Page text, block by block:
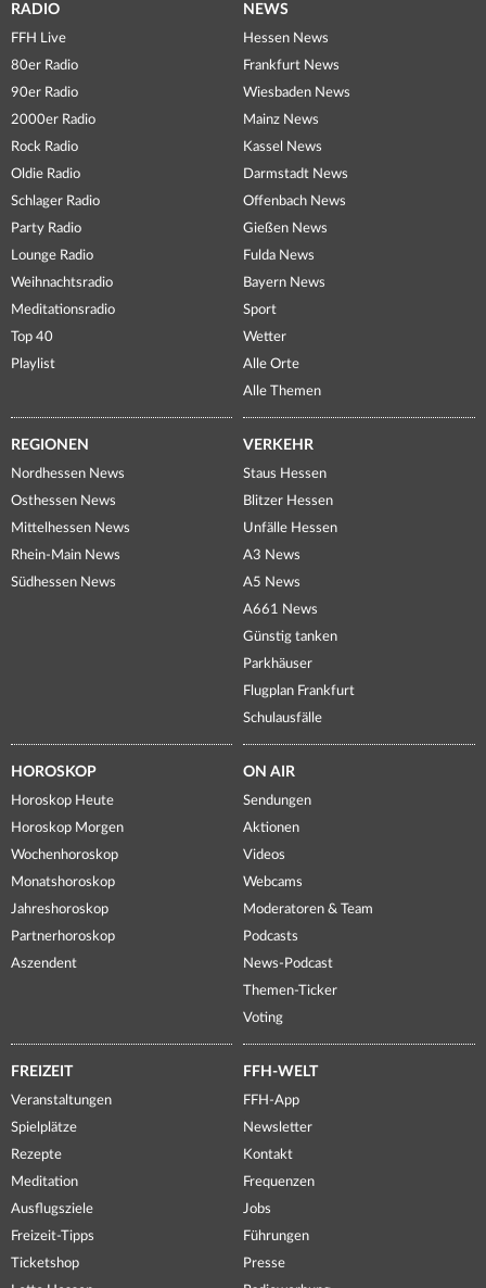
RADIO
FFH Live
80er Radio
90er Radio
2000er Radio
Rock Radio
Oldie Radio
Schlager Radio
Party Radio
Lounge Radio
Weihnachtsradio
Meditationsradio
Top 40
Playlist
NEWS
Hessen News
Frankfurt News
Wiesbaden News
Mainz News
Kassel News
Darmstadt News
Offenbach News
Gießen News
Fulda News
Bayern News
Sport
Wetter
Alle Orte
Alle Themen
REGIONEN
Nordhessen News
Osthessen News
Mittelhessen News
Rhein-Main News
Südhessen News
VERKEHR
Staus Hessen
Blitzer Hessen
Unfälle Hessen
A3 News
A5 News
A661 News
Günstig tanken
Parkhäuser
Flugplan Frankfurt
Schulausfälle
HOROSKOP
Horoskop Heute
Horoskop Morgen
Wochenhoroskop
Monatshoroskop
Jahreshoroskop
Partnerhoroskop
Aszendent
ON AIR
Sendungen
Aktionen
Videos
Webcams
Moderatoren & Team
Podcasts
News-Podcast
Themen-Ticker
Voting
FREIZEIT
Veranstaltungen
Spielplätze
Rezepte
Meditation
Ausflugsziele
Freizeit-Tipps
Ticketshop
FFH-WELT
FFH-App
Newsletter
Kontakt
Frequenzen
Jobs
Führungen
Presse